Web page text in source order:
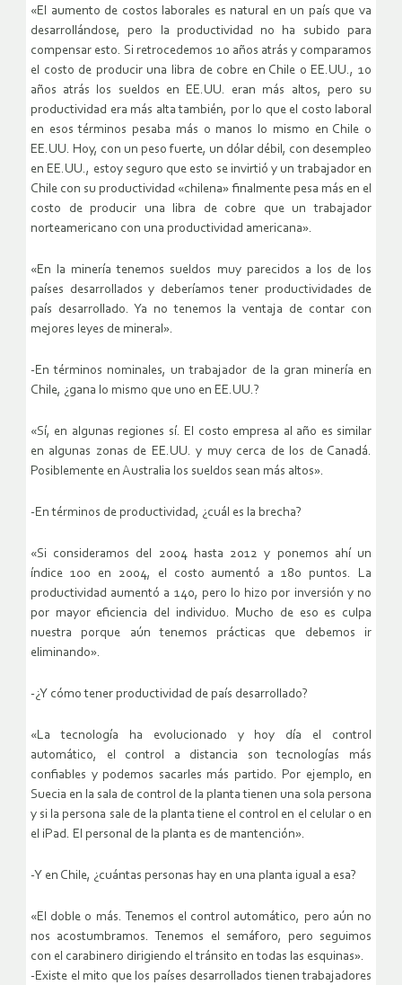
«El aumento de costos laborales es natural en un país que va
desarrollándose, pero la productividad no ha subido para
compensar esto. Si retrocedemos 10 años atrás y comparamos
el costo de producir una libra de cobre en Chile o EE.UU., 10
años atrás los sueldos en EE.UU. eran más altos, pero su
productividad era más alta también, por lo que el costo laboral
en esos términos pesaba más o manos lo mismo en Chile o
EE.UU. Hoy, con un peso fuerte, un dólar débil, con desempleo
en EE.UU., estoy seguro que esto se invirtió y un trabajador en
Chile con su productividad «chilena» finalmente pesa más en el
costo de producir una libra de cobre que un trabajador
norteamericano con una productividad americana».
«En la minería tenemos sueldos muy parecidos a los de los
países desarrollados y deberíamos tener productividades de
país desarrollado. Ya no tenemos la ventaja de contar con
mejores leyes de mineral».
-En términos nominales, un trabajador de la gran minería en
Chile, ¿gana lo mismo que uno en EE.UU.?
«Sí, en algunas regiones sí. El costo empresa al año es similar
en algunas zonas de EE.UU. y muy cerca de los de Canadá.
Posiblemente en Australia los sueldos sean más altos».
-En términos de productividad, ¿cuál es la brecha?
«Si consideramos del 2004 hasta 2012 y ponemos ahí un
índice 100 en 2004, el costo aumentó a 180 puntos. La
productividad aumentó a 140, pero lo hizo por inversión y no
por mayor eficiencia del individuo. Mucho de eso es culpa
nuestra porque aún tenemos prácticas que debemos ir
eliminando».
-¿Y cómo tener productividad de país desarrollado?
«La tecnología ha evolucionado y hoy día el control
automático, el control a distancia son tecnologías más
confiables y podemos sacarles más partido. Por ejemplo, en
Suecia en la sala de control de la planta tienen una sola persona
y si la persona sale de la planta tiene el control en el celular o en
el iPad. El personal de la planta es de mantención».
-Y en Chile, ¿cuántas personas hay en una planta igual a esa?
«El doble o más. Tenemos el control automático, pero aún no
nos acostumbramos. Tenemos el semáforo, pero seguimos
con el carabinero dirigiendo el tránsito en todas las esquinas».
-Existe el mito que los países desarrollados tienen trabajadores